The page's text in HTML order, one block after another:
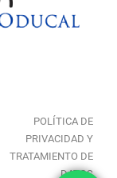
POLÍTICA DE
PRIVACIDAD Y
TRATAMIENTO DE
DATOS